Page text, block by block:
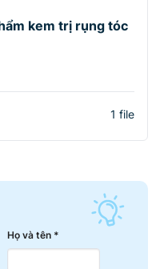
kem trị rụng tóc
1 file
Họ và tên *